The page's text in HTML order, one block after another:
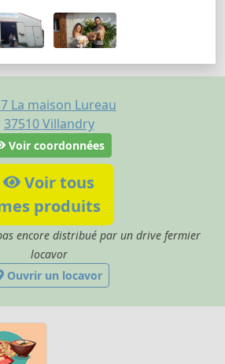
La maison Lureau
37510 Villandry
Voir coordonnées
Voir tous
produits
encore distribué par un drive fermier
locavor
Ouvrir un locavor